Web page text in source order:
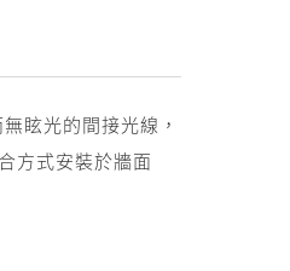
眩光的間接光線，
方式安裝於牆面